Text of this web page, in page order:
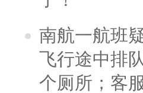
南航一航班
飞行途中排
个厕所；客